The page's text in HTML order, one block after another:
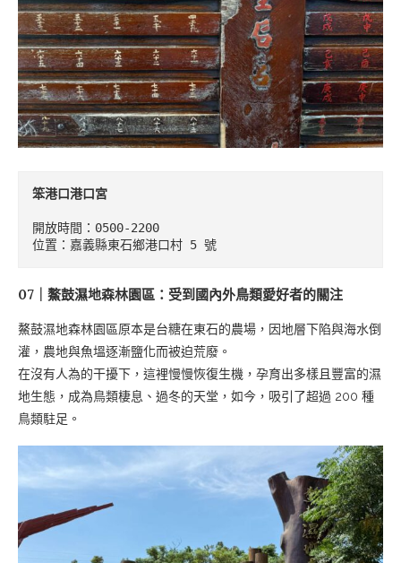
笨港口港口宮
開放時間：0500-2200
位置：嘉義縣東石鄉港口村 5 號
07｜鰲鼓濕地森林園區：受到國內外鳥類愛好者的關注
鰲鼓濕地森林園區原本是台糖在東石的農場，因地層下陷與海水倒
灌，農地與魚塭逐漸鹽化而被迫荒廢。
在沒有人為的干擾下，這裡慢慢恢復生機，孕育出多樣且豐富的濕
地生態，成為鳥類棲息、過冬的天堂，如今，吸引了超過 200 種
鳥類駐足。